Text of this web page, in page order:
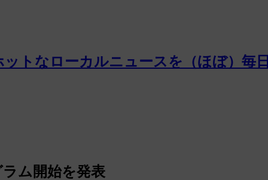
トなローカルニュースを（ほぼ）毎
ム開始を発表